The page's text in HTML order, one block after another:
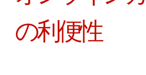
の利便性